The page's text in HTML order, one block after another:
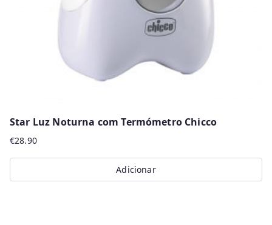
Star Luz Noturna com Termómetro Chicco
€28.90
Adicionar